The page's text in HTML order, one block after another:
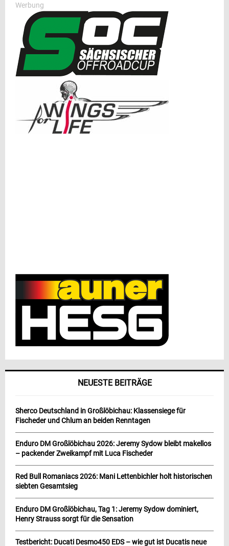
Werbung
NEUESTE BEITRÄGE
Sherco Deutschland in Großlöbichau: Klassensiege für
Fischeder und Chlum an beiden Renntagen
Enduro DM Großlöbichau 2026: Jeremy Sydow bleibt makellos
– packender Zweikampf mit Luca Fischeder
Red Bull Romaniacs 2026: Mani Lettenbichler holt historischen
siebten Gesamtsieg
Enduro DM Großlöbichau, Tag 1: Jeremy Sydow dominiert,
Henry Strauss sorgt für die Sensation
Testbericht: Ducati Desmo450 EDS – wie gut ist Ducatis neue